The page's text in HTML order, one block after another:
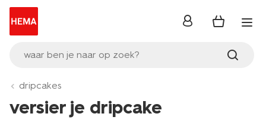
waar ben je naar op zoek?
inloggen
dripcakes
versier je dripcake